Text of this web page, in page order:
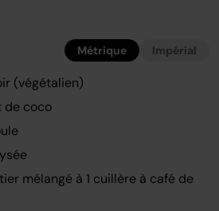
Métrique Impérial
(végétalien)
de coco
mélangé à 1 cuillère à café de